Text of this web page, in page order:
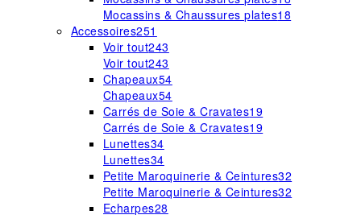
Mocassins & Chaussures plates18
Accessoires251
Voir tout243
Voir tout243
Chapeaux54
Chapeaux54
Carrés de Soie & Cravates19
Carrés de Soie & Cravates19
Lunettes34
Lunettes34
Petite Maroquinerie & Ceintures32
Petite Maroquinerie & Ceintures32
Echarpes28